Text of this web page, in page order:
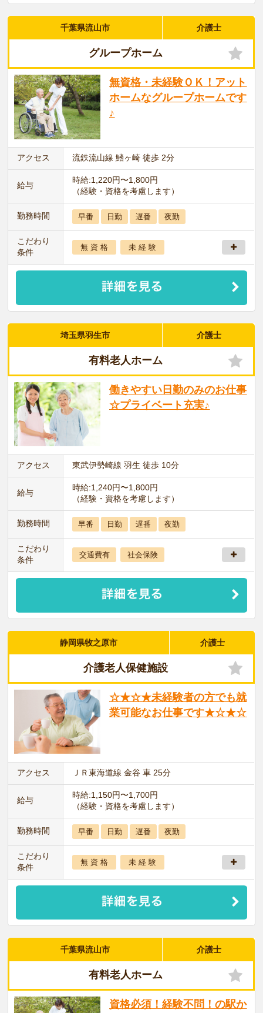
千葉県流山市 介護士
グループホーム
無資格・未経験ＯＫ！アット
ホームなグループホームです
♪
アクセス 流鉄流山線 鰭ヶ崎 徒歩 2分
給与
時給:1,220円〜1,800円
（経験・資格を考慮します）
勤務時間 早番 日勤 遅番 夜勤
こだわり
条件
無 資 格 未 経 験
埼玉県羽生市 介護士
有料老人ホーム
働きやすい日勤のみのお仕事
☆プライベート充実♪
アクセス 東武伊勢崎線 羽生 徒歩 10分
給与
時給:1,240円〜1,800円
（経験・資格を考慮します）
勤務時間 早番 日勤 遅番 夜勤
こだわり
条件
交通費有 社会保険
静岡県牧之原市 介護士
介護老人保健施設
☆★☆★未経験者の方でも就
業可能なお仕事です★☆★☆
アクセス ＪＲ東海道線 金谷 車 25分
給与
時給:1,150円〜1,700円
（経験・資格を考慮します）
勤務時間 早番 日勤 遅番 夜勤
こだわり
条件
無 資 格 未 経 験
千葉県流山市 介護士
有料老人ホーム
資格必須！経験不問！の駅か